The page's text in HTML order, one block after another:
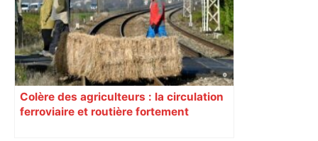
Colère des agriculteurs : la circulation
ferroviaire et routière fortement